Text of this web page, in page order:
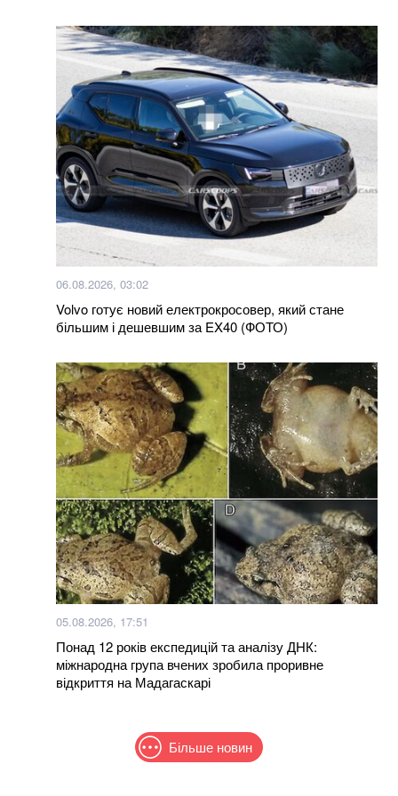
06.08.2026, 03:02
Volvo готує новий електрокросовер, який стане
більшим і дешевшим за EX40 (ФОТО)
05.08.2026, 17:51
Понад 12 років експедицій та аналізу ДНК:
міжнародна група вчених зробила проривне
відкриття на Мадагаскарі
Більше новин